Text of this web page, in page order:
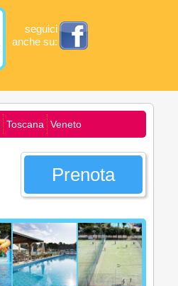
seguici
anche su:
Toscana Veneto
Prenota